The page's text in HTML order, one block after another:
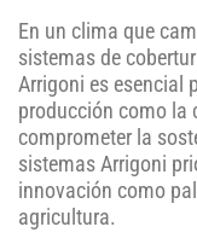
En un clima que
sistemas de
Arrigoni es esencial
producción como la
comprometer la
sistemas Arrigoni
innovación como
agricultura.